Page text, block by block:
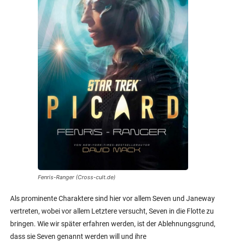
Fenris-Ranger (Cross-cult.de)
Als prominente Charaktere sind hier vor allem Seven und Janeway
vertreten, wobei vor allem Letztere versucht, Seven in die Flotte zu
bringen. Wie wir später erfahren werden, ist der Ablehnungsgrund,
dass sie Seven genannt werden will und ihre